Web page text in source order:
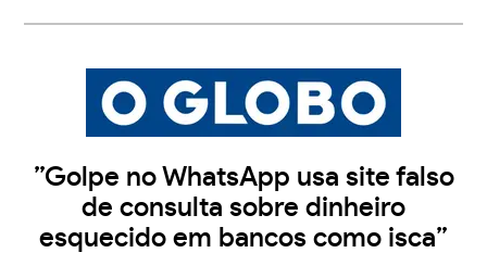
”Golpe no WhatsApp usa site falso
de consulta sobre dinheiro
esquecido em bancos como isca”